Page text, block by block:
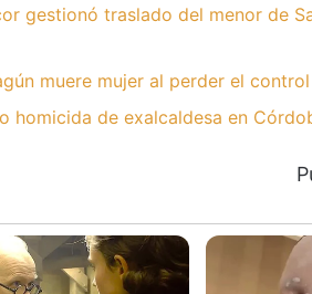
gestionó traslado del menor de
muere mujer al perder el
homicida de exalcaldesa en